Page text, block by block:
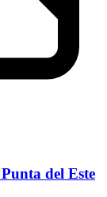
del Este